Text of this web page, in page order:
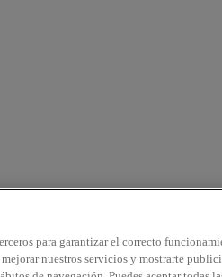
para garantizar el correcto
nuestros servicios y mostrarte